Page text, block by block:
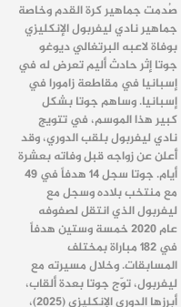
صُدمت جماهير كرة القدم وخاصة
جماهير نادي ليفربول الإنكليزي
بوفاة لاعبه البرتغالي ديوغو
جوتا إثر حادث أليم تعرض له في
إسبانيا في مقاطعة زامورا في
إسبانيا. وساهم جوتا بشكل
كبير هذا الموسم، في تتويج
نادي ليفربول بلقب الدوري، وقد
أَعلن عن زواجه قبل وفاته بعشرة
أيام. جوتا سجل 14 هدفاً في 49
مع منتخب بلاده وسجل مع
ليفربول الذي انتقل لصفوفه
عام 2020 خمسة وستين هدفاً
في 182 مباراة بمختلف
المسابقات. وخلال مسيرته مع
ليفربول، توّج جوتا بعدة ألقاب،
أبرزها الدوري الإنكليزي (2025)،